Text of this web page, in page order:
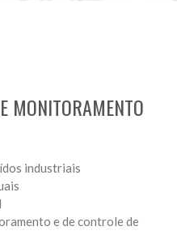
MONITORAMENTO
industriais
e de controle de